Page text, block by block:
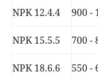
NPK 12.4.4 900 -
NPK 15.5.5 700 -
NPK 18.6.6 550 -